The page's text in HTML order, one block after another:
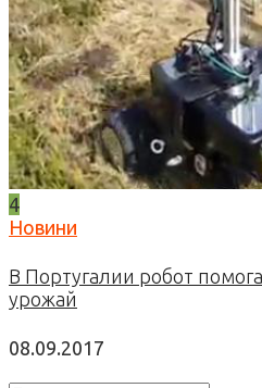
4
Новини
В Португалии робот
урожай
08.09.2017